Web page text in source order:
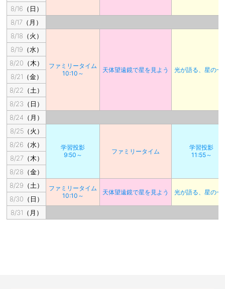
8/16（日）
8/17（月）
8/18（火）
ファミリータイム
10:10～
天体望遠鏡で星を見よう 光が語る、星の一
8/19（水）
8/20（木）
8/21（金）
8/22（土）
8/23（日）
8/24（月）
8/25（火）
学習投影
9:50～
ファミリータイム
学習投影
11:55～
8/26（水）
8/27（木）
8/28（金）
8/29（土）
ファミリータイム
10:10～
天体望遠鏡で星を見よう 光が語る、星の一
8/30（日）
8/31（月）